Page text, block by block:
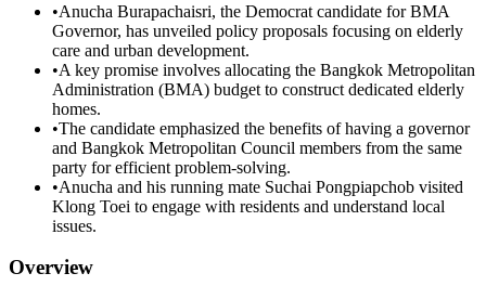
•Anucha Burapachaisri, the Democrat candidate for BMA
Governor, has unveiled policy proposals focusing on elderly
care and urban development.
•A key promise involves allocating the Bangkok Metropolitan
Administration (BMA) budget to construct dedicated elderly
homes.
•The candidate emphasized the benefits of having a governor
and Bangkok Metropolitan Council members from the same
party for efficient problem-solving.
•Anucha and his running mate Suchai Pongpiapchob visited
Klong Toei to engage with residents and understand local
issues.
Overview